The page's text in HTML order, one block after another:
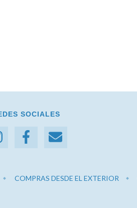
SOCIALES
COMPRAS DESDE EL EXTERIOR